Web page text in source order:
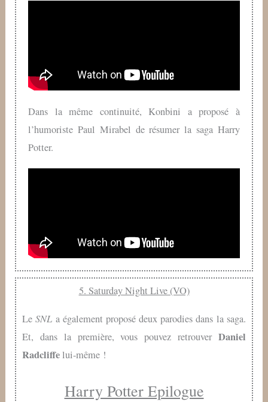
Dans la même continuité, Konbini a proposé à
l’humoriste Paul Mirabel de résumer la saga Harry
Potter.
5. Saturday Night Live (VO)
LeSNL a également proposé deux parodies dans la saga.
Et, dans la première, vous pouvez retrouver Daniel
Radcliffelui-même !
Harry Potter Epilogue